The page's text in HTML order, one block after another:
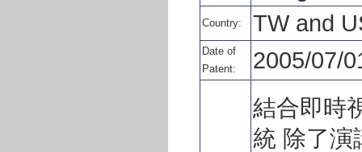
Country: TW and
Date of
Patent:
2005/07/
結合即時
統 除了演